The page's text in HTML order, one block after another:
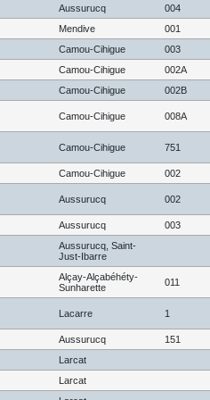
Aussurucq 004
Mendive 001
Camou-Cihigue 003
Camou-Cihigue 002A
Camou-Cihigue 002B
Camou-Cihigue 008A
Camou-Cihigue 751
Camou-Cihigue 002
Aussurucq 002
Aussurucq 003
Aussurucq, Saint-
Just-Ibarre
Alçay-Alçabéhéty-
Sunharette
011
Lacarre 1
Aussurucq 151
Larcat
Larcat